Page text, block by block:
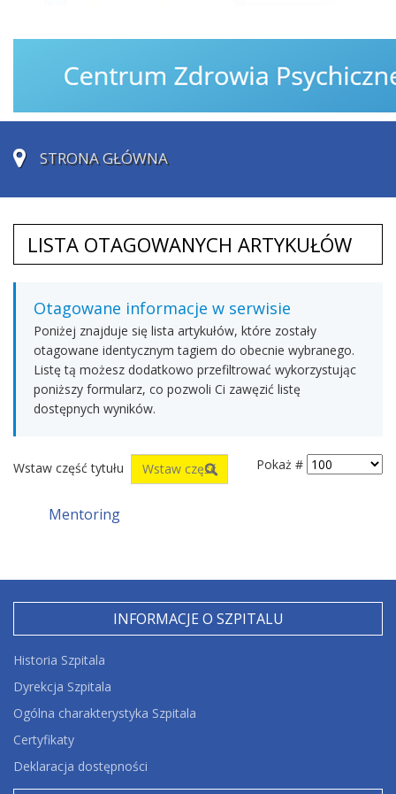
STRONA GŁÓWNA
LISTA OTAGOWANYCH ARTYKUŁÓW
Otagowane informacje w serwisie
Poniżej znajduje się lista artykułów, które zostały
otagowane identycznym tagiem do obecnie wybranego.
Listę tą możesz dodatkowo przefiltrować wykorzystując
poniższy formularz, co pozwoli Ci zawęzić listę
dostępnych wyników.
Wstaw część tytułu Pokaż #
Mentoring
INFORMACJE O SZPITALU
Historia Szpitala
Dyrekcja Szpitala
Ogólna charakterystyka Szpitala
Certyfikaty
Deklaracja dostępności